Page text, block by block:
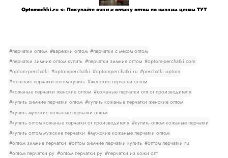
Optomochki.ru <-- Покупайте очки и оптику оптом по низким ценам ТУТ
#перчатки оптом #варежки оптом #перчатки с мехом оптом
#перчатки зимние оптом купить #перчатки зимние оптом #optom-perchatki.com
#optom-perchatki #optomperchatki #optomperchatki.ru #perchatki optom
#женские перчатки оптом купить #женские перчатки оптом
#кожаные перчатки женские оптом #кожаные перчатки опт от производителя
#купить зимние перчатки оптом #купить кожаные перчатки женские оптом
#купить мужские кожаные перчатки оптом
#купить оптом кожаные перчатки от производителя #купить оптом кожаные перчатки
#купить оптом мужские перчатки #мужские кожаные перчатки оптом
#оптом зимние перчатки #оптом зимние перчатки купить #оптом перчатки ru
#оптом перчатки ру #оптом перчатки.ру #перчатки из кожи опт